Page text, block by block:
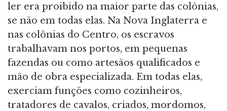
ler era proibido na maior parte das colônias,
se não em todas elas. Na Nova Inglaterra e
nas colônias do Centro, os escravos
trabalhavam nos portos, em pequenas
fazendas ou como artesãos qualificados e
mão de obra especializada. Em todas elas,
exerciam funções como cozinheiros,
tratadores de cavalos, criados, mordomos,